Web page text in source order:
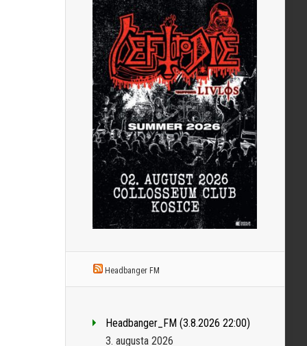
Headbanger FM
Headbanger_FM (3.8.2026 22:00)
3. augusta 2026